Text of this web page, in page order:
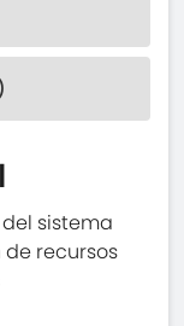
sistema
recursos